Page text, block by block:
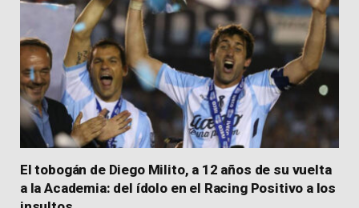
El tobogán de Diego Milito, a 12 años de su vuelta
a la Academia: del ídolo en el Racing Positivo a los